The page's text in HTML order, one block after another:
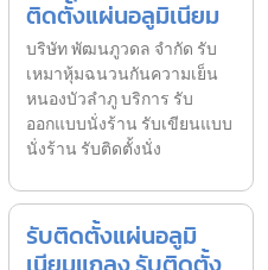
ติดตั้งแผ่นอลูมิเนียม
บริษัท พัฒนภูวดล จำกัด รับ
เหมาหุ้มฉนวนกันความเย็น
หนองบัวลำภู บริการ รับ
ออกแบบนั่งร้าน รับเขียนแบบ
นั่งร้าน รับติดตั้งนั่ง
รับติดตั้งแผ่นอลูมิ